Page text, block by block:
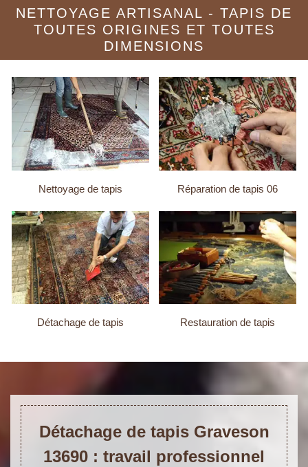
NETTOYAGE ARTISANAL - TAPIS DE
TOUTES ORIGINES ET TOUTES
DIMENSIONS
Nettoyage de tapis Réparation de tapis 06
Détachage de tapis Restauration de tapis
Détachage de tapis Graveson
13690 : travail professionnel